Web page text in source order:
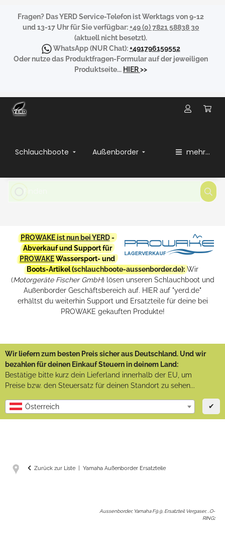
Fragen? Das YERD Service-Telefon ist Werktags von 9-12
und 13-17 Uhr für Sie verfügbar:+49 (0) 7821 58838 30
(aktuell nicht besetzt).
WhatsApp(NUR Chat):+491796159552
Oder nutze das Produktfragen-Formular auf der jeweiligen
Produktseite... HIER>>
Schlauchboote Außenborder mehr...
PROWAKE ist nun bei YERD-
Abverkauf und Support für
PROWAKEWassersport- und
Boots-Artikel (schlauchboote-aussenborder.de): Wir
(Motorgeräte Fischer GmbH) lösen unseren Schlauchboot und
Außenborder Geschäftsbereich auf. HIER auf "yerd.de"
erhältst du weiterhin Support und Ersatzteile für deine bei
PROWAKE gekauften Produkte!
Wir liefern zum besten Preis sicher aus Deutschland. Und wir
bezahlen für deinen Einkauf Steuern in deinem Land:
Bestätige bitte kurz dein Lieferland innerhalb der EU, um
Preise bzw. den Steuersatz für deinen Standort zu sehen...
Österreich ✔
Zurück zur Liste Yamaha Außenborder Ersatzteile
Aussenborder, Yamaha F9.9, Ersatzteil Vergaser, ..O-
RING: